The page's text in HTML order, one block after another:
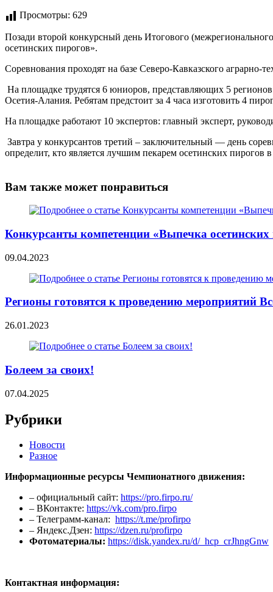
Просмотры: 629
Позади второй конкурсный день Итогового
осетинских пирогов».
Соревнования проходят на базе Северо-Кавказского аграрно-
На площадке трудятся 6 юниоров, представляющих 5
Осетия-Алания. Ребятам предстоит за 4 часа изготовить 4
На площадке работают 10 экспертов: главный эксперт,
Завтра у конкурсантов третий – заключительный — день
определит, кто является лучшим пекарем осетинских
Вам также может понравиться
Конкурсанты компетенции «Выпечка
09.04.2023
Регионы готовятся к проведению мероприятий
26.01.2023
Болеем за своих!
07.04.2025
Рубрики
Новости
Разное
Информационные ресурсы Чемпионатного движения:
– официальный сайт: https://pro.firpo.ru/
– ВКонтакте: https://vk.com/pro.firpo
– Телеграмм-канал: https://t.me/profirpo
– Яндекс.Дзен: https://dzen.ru/profirpo
Фотоматериалы: https://disk.yandex.ru/d/_hcp_crJhngGnw
Контактная информация: